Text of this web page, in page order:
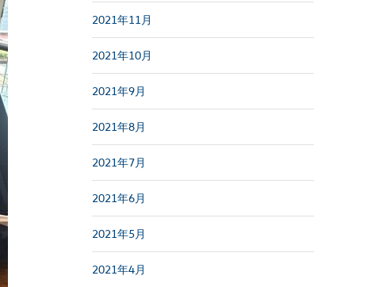
2021年11月
2021年10月
2021年9月
2021年8月
2021年7月
2021年6月
2021年5月
2021年4月